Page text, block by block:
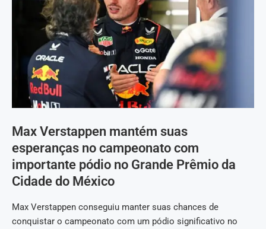
Max Verstappen mantém suas
esperanças no campeonato com
importante pódio no Grande Prêmio da
Cidade do México
Max Verstappen conseguiu manter suas chances de
conquistar o campeonato com um pódio significativo no